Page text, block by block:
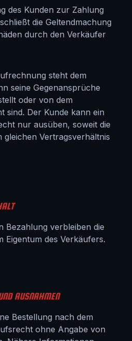
des Kunden zur Zahlung
die Geltendmachung
durch den Verkäufer
steht dem
seine Gegenansprüche
oder von dem
sind. Der Kunde kann ein
nur ausüben, soweit die
gleichen Vertragsverhältnis
Bezahlung verbleiben die
Eigentum des Verkäufers.
AUSNAHMEN
Bestellung nach dem
ohne Angabe von